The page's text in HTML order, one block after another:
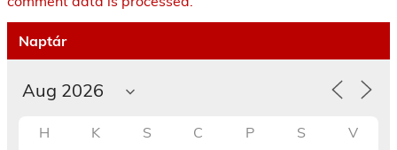
Naptár
H K S C P S V